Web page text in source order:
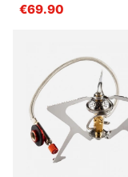
€69.90